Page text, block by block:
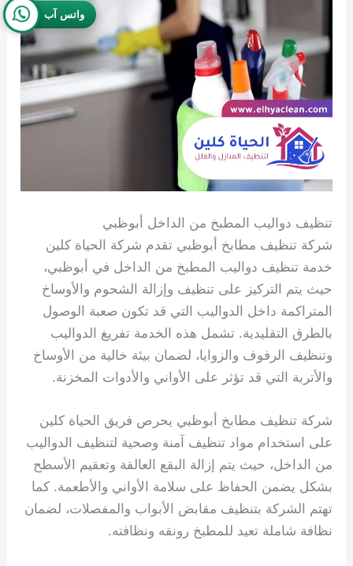
تنظيف دواليب المطبخ من الداخل أبوظبي
شركة تنظيف مطابخ أبوظبي تقدم شركة الحياة كلين
خدمة تنظيف دواليب المطبخ من الداخل في أبوظبي،
حيث يتم التركيز على تنظيف وإزالة الشحوم والأوساخ
المتراكمة داخل الدواليب التي قد تكون صعبة الوصول
بالطرق التقليدية. تشمل هذه الخدمة تفريغ الدواليب
وتنظيف الرفوف والزوايا، لضمان بيئة خالية من الأوساخ
والأتربة التي قد تؤثر على الأواني والأدوات المخزنة.
شركة تنظيف مطابخ أبوظبي يحرص فريق الحياة كلين
على استخدام مواد تنظيف آمنة وصحية لتنظيف الدواليب
من الداخل، حيث يتم إزالة البقع العالقة وتعقيم الأسطح
بشكل يضمن الحفاظ على سلامة الأواني والأطعمة. كما
تهتم الشركة بتنظيف مقابض الأبواب والمفصلات، لضمان
نظافة شاملة تعيد للمطبخ رونقه ونظافته.
واتس آب